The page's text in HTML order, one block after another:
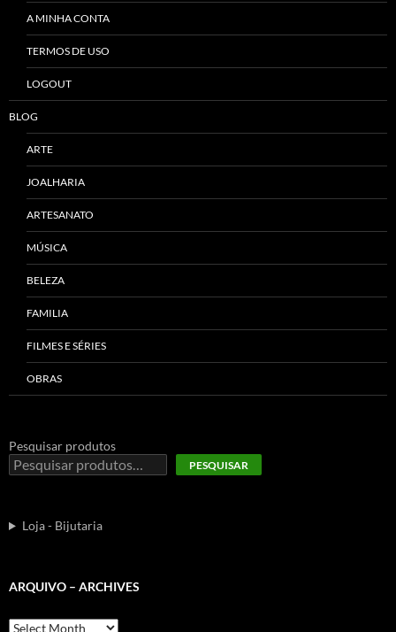
A MINHA CONTA
TERMOS DE USO
LOGOUT
BLOG
ARTE
JOALHARIA
ARTESANATO
MÚSICA
BELEZA
FAMILIA
FILMES E SÉRIES
OBRAS
Pesquisar produtos
PESQUISAR
Loja - Bijutaria
ARQUIVO – ARCHIVES
Arquivo